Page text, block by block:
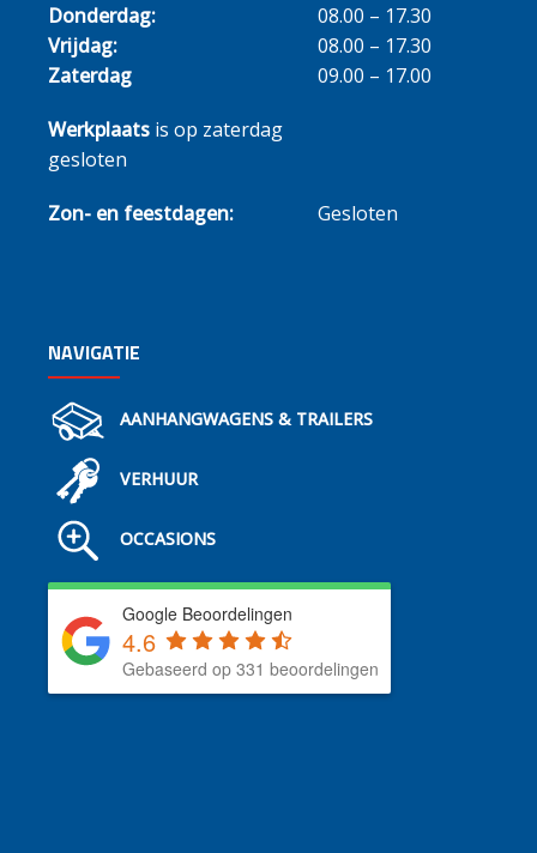
Donderdag:
08.00 – 17.30
Vrijdag:
08.00 – 17.30
Zaterdag
09.00 – 17.00
Werkplaats is op zaterdag
gesloten
Zon- en feestdagen: Gesloten
NAVIGATIE
AANHANGWAGENS & TRAILERS
VERHUUR
OCCASIONS
Google Beoordelingen
4.6
Gebaseerd op 331 beoordelingen